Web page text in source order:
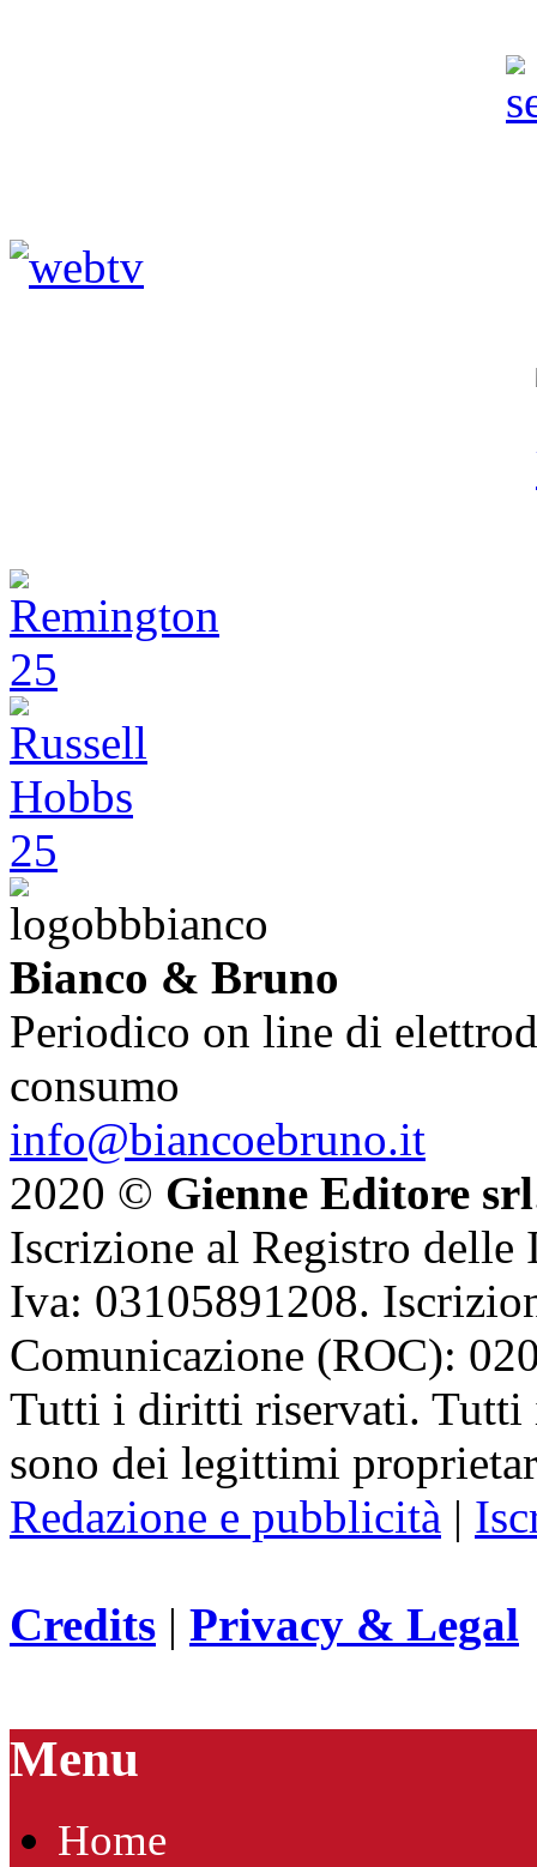
Bianco & Bruno
Periodico on line di
consumo
info@biancoebruno.it
2020 © Gienne Editore srl
Iscrizione al Registro delle
Iva: 03105891208.
Comunicazione (ROC):
Tutti i diritti riservati. Tutti
sono dei legittimi
Redazione e pubblicità |
Credits | Privacy & Legal
Menu
Home